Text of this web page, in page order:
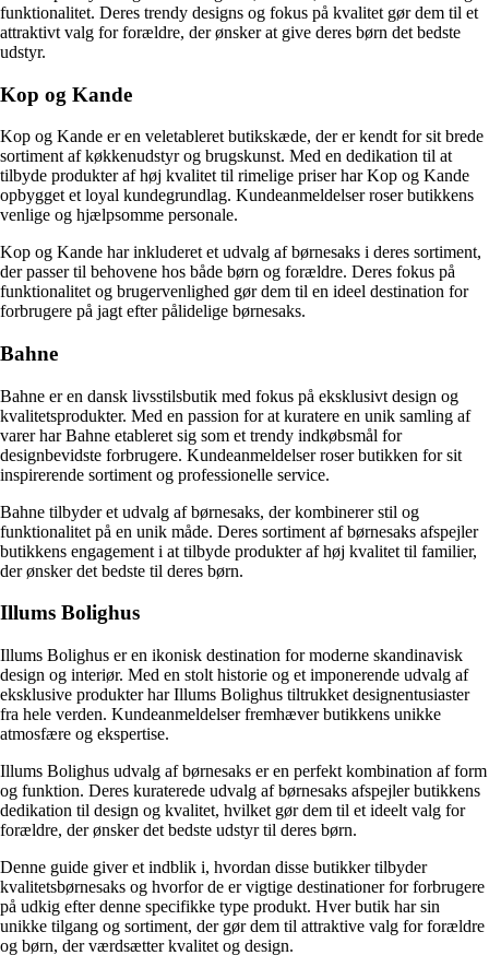
funktionalitet. Deres trendy designs og fokus på kvalitet gør dem til et
attraktivt valg for forældre, der ønsker at give deres børn det bedste
udstyr.
Kop og Kande
Kop og Kande er en veletableret butikskæde, der er kendt for sit brede
sortiment af køkkenudstyr og brugskunst. Med en dedikation til at
tilbyde produkter af høj kvalitet til rimelige priser har Kop og Kande
opbygget et loyal kundegrundlag. Kundeanmeldelser roser butikkens
venlige og hjælpsomme personale.
Kop og Kande har inkluderet et udvalg af børnesaks i deres sortiment,
der passer til behovene hos både børn og forældre. Deres fokus på
funktionalitet og brugervenlighed gør dem til en ideel destination for
forbrugere på jagt efter pålidelige børnesaks.
Bahne
Bahne er en dansk livsstilsbutik med fokus på eksklusivt design og
kvalitetsprodukter. Med en passion for at kuratere en unik samling af
varer har Bahne etableret sig som et trendy indkøbsmål for
designbevidste forbrugere. Kundeanmeldelser roser butikken for sit
inspirerende sortiment og professionelle service.
Bahne tilbyder et udvalg af børnesaks, der kombinerer stil og
funktionalitet på en unik måde. Deres sortiment af børnesaks afspejler
butikkens engagement i at tilbyde produkter af høj kvalitet til familier,
der ønsker det bedste til deres børn.
Illums Bolighus
Illums Bolighus er en ikonisk destination for moderne skandinavisk
design og interiør. Med en stolt historie og et imponerende udvalg af
eksklusive produkter har Illums Bolighus tiltrukket designentusiaster
fra hele verden. Kundeanmeldelser fremhæver butikkens unikke
atmosfære og ekspertise.
Illums Bolighus udvalg af børnesaks er en perfekt kombination af form
og funktion. Deres kuraterede udvalg af børnesaks afspejler butikkens
dedikation til design og kvalitet, hvilket gør dem til et ideelt valg for
forældre, der ønsker det bedste udstyr til deres børn.
Denne guide giver et indblik i, hvordan disse butikker tilbyder
kvalitetsbørnesaks og hvorfor de er vigtige destinationer for forbrugere
på udkig efter denne specifikke type produkt. Hver butik har sin
unikke tilgang og sortiment, der gør dem til attraktive valg for forældre
og børn, der værdsætter kvalitet og design.